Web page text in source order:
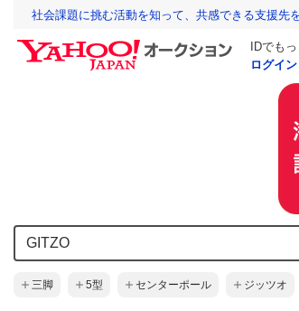
社会課題に挑む活動を知って、共感できる支援先
IDでも
ログイン
三脚 5型 センターポール ジッツオ